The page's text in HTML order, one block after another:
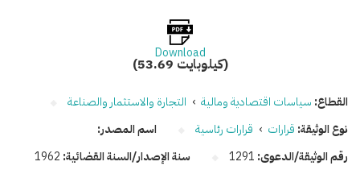
Download
(53.69 كيلوبايت)
القطاع: سياسات اقتصادية ومالية › التجارة والاستثمار والصناعة
نوع الوثيقة: قرارات › قرارات رئاسية
رقم الوثيقة/الدعوى: 1291 سنة الإصدار/السنة القضائية: 1962
اسم المصدر: